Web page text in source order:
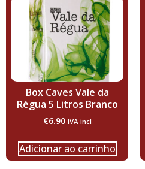
Box Caves Vale da
Régua 5 Litros Branco
€6.90 IVA incl
Adicionar ao carrinho